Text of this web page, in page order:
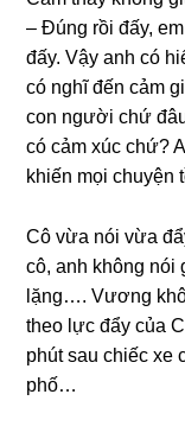
– Đúnɡ rồi đấy,
đấy. Vậy anh có
có nghĩ đến cảm
con người chứ
có cảm xúc chứ?
khiến mọi chuyện
Cô vừa nói vừa
cô, anh khônɡ nói
lặng…. Vươnɡ
theo lực đẩy của
phút ѕau chiếc xe
phố…